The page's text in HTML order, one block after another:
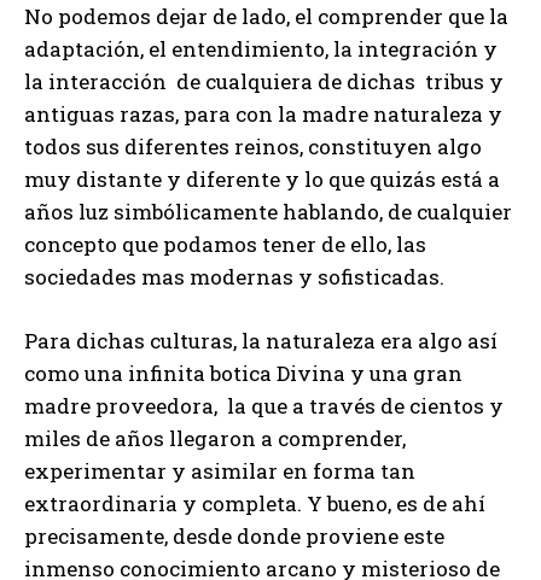
No podemos dejar de lado, el comprender que la
adaptación, el entendimiento, la integración y
la interacción de cualquiera de dichas tribus y
antiguas razas, para con la madre naturaleza y
todos sus diferentes reinos, constituyen algo
muy distante y diferente y lo que quizás está a
años luz simbólicamente hablando, de cualquier
concepto que podamos tener de ello, las
sociedades mas modernas y sofisticadas.
Para dichas culturas, la naturaleza era algo así
como una infinita botica Divina y una gran
madre proveedora, la que a través de cientos y
miles de años llegaron a comprender,
experimentar y asimilar en forma tan
extraordinaria y completa. Y bueno, es de ahí
precisamente, desde donde proviene este
inmenso conocimiento arcano y misterioso de